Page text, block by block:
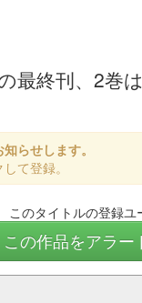
最終刊、2巻
らせします。
て登録。
このタイトルの登録ユ
この作品をアラー